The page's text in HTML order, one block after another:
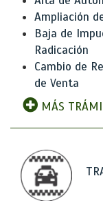
Ampliación
Baja de
Radicación
Cambio de
de Venta
MÁS